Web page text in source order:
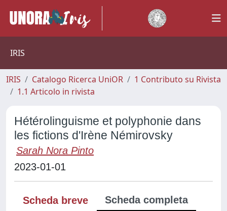
IRIS
IRIS Catalogo Ricerca UniOR
1 Contributo su Rivista
1.1 Articolo in rivista
Hétérolinguisme et polyphonie dans
les fictions d'Irène Némirovsky
Sarah Nora Pinto
2023-01-01
Scheda breve
Scheda completa